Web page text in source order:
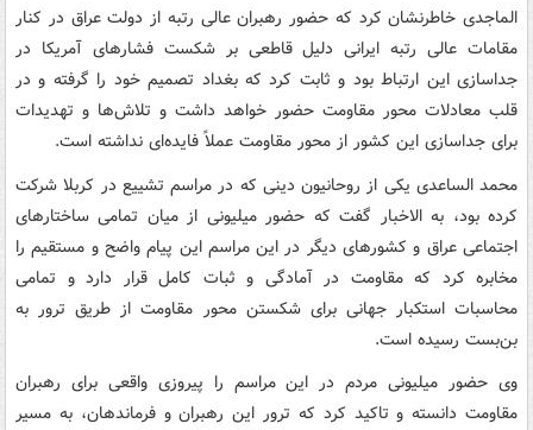
الماجدی خاطرنشان کرد که حضور رهبران عالی رتبه از دولت عراق در کنار
مقامات عالی رتبه ایرانی دلیل قاطعی بر شکست فشارهای آمریکا در
جداسازی این ارتباط بود و ثابت کرد که بغداد تصمیم خود را گرفته و در
قلب معادلات محور مقاومت حضور خواهد داشت و تلاش‌ها و تهدیدات
برای جداسازی این کشور از محور مقاومت عملاً فایده‌ای نداشته است.
محمد الساعدی یکی از روحانیون دینی که در مراسم تشییع در کربلا شرکت
کرده بود، به الاخبار گفت که حضور میلیونی از میان تمامی ساختارهای
اجتماعی عراق و کشورهای دیگر در این مراسم این پیام واضح و مستقیم را
مخابره کرد که مقاومت در آمادگی و ثبات کامل قرار دارد و تمامی
محاسبات استکبار جهانی برای شکستن محور مقاومت از طریق ترور به
بن‌بست رسیده است.
وی حضور میلیونی مردم در این مراسم را پیروزی واقعی برای رهبران
مقاومت دانسته و تاکید کرد که ترور این رهبران و فرماندهان، به مسیر